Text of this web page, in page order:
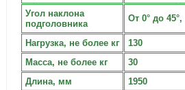
Угол наклона
подголовника
От 0° до
Нагрузка, не более кг
130
Масса, не более кг
30
Длина, мм
1950